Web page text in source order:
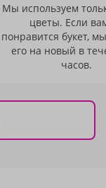
Мы используем
цветы. Если
понравится букет,
его на новый в
часов.